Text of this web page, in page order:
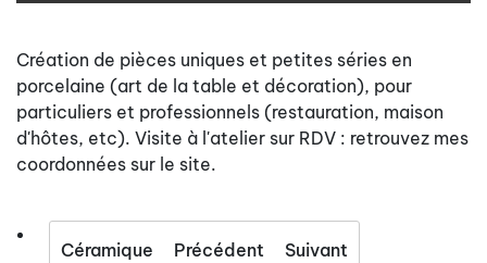
Création de pièces uniques et petites séries en
porcelaine (art de la table et décoration), pour
particuliers et professionnels (restauration, maison
d'hôtes, etc). Visite à l'atelier sur RDV : retrouvez mes
coordonnées sur le site.
Céramique Précédent Suivant